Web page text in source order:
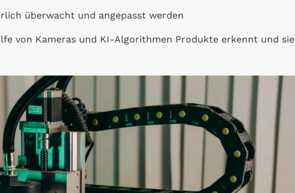
überwacht und angepasst werden
von Kameras und KI-Algorithmen Produkte erkennt und sie